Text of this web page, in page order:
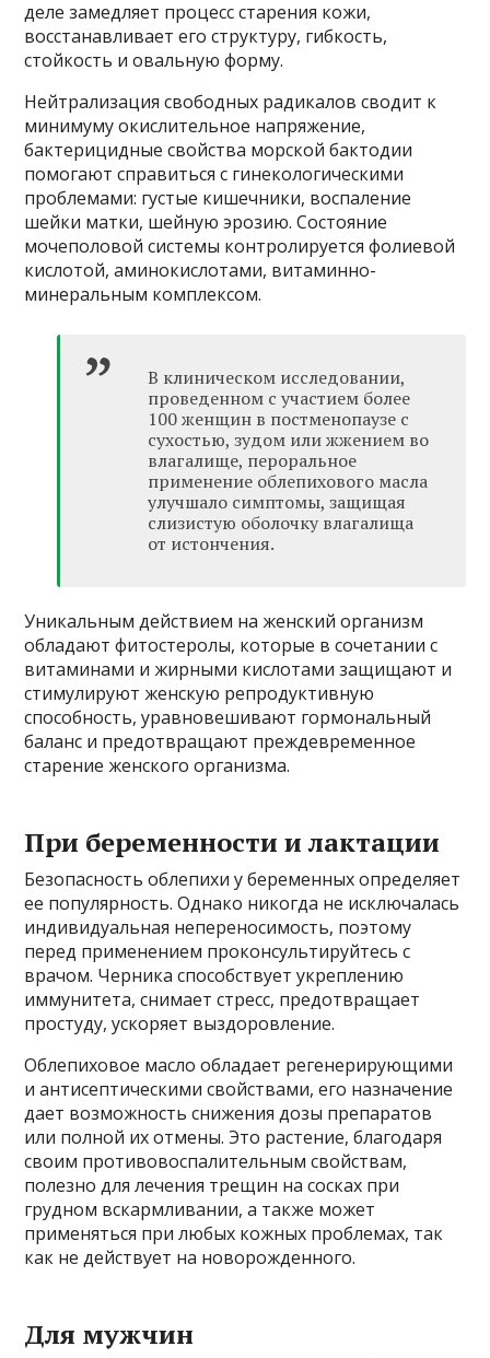
деле замедляет процесс старения кожи,
восстанавливает его структуру, гибкость,
стойкость и овальную форму.
Нейтрализация свободных радикалов сводит к
минимуму окислительное напряжение,
бактерицидные свойства морской бактодии
помогают справиться с гинекологическими
проблемами: густые кишечники, воспаление
шейки матки, шейную эрозию. Состояние
мочеполовой системы контролируется фолиевой
кислотой, аминокислотами, витаминно-
минеральным комплексом.
В клиническом исследовании,
проведенном с участием более
100 женщин в постменопаузе с
сухостью, зудом или жжением во
влагалище, пероральное
применение облепихового масла
улучшало симптомы, защищая
слизистую оболочку влагалища
от истончения.
Уникальным действием на женский организм
обладают фитостеролы, которые в сочетании с
витаминами и жирными кислотами защищают и
стимулируют женскую репродуктивную
способность, уравновешивают гормональный
баланс и предотвращают преждевременное
старение женского организма.
При беременности и лактации
Безопасность облепихи у беременных определяет
ее популярность. Однако никогда не исключалась
индивидуальная непереносимость, поэтому
перед применением проконсультируйтесь с
врачом. Черника способствует укреплению
иммунитета, снимает стресс, предотвращает
простуду, ускоряет выздоровление.
Облепиховое масло обладает регенерирующими
и антисептическими свойствами, его назначение
дает возможность снижения дозы препаратов
или полной их отмены. Это растение, благодаря
своим противовоспалительным свойствам,
полезно для лечения трещин на сосках при
грудном вскармливании, а также может
применяться при любых кожных проблемах, так
как не действует на новорожденного.
Для мужчин